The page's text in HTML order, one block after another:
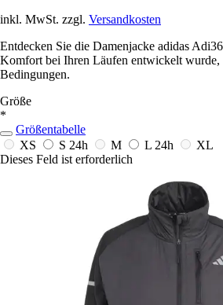
inkl. MwSt. zzgl. Versandkosten
Entdecken Sie die Damenjacke adidas
Komfort bei Ihren Läufen entwickelt wurde,
Bedingungen.
Größe
*
Größentabelle
XS
S 24h M L 24h
XL
Dieses Feld ist erforderlich